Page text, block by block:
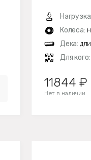
Колеса:
Дека:
Для кого:
11844 ₽
Нет в наличии